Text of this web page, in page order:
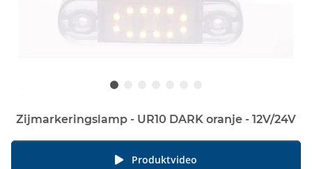
Zijmarkeringslamp - UR10 DARK oranje - 12V/24V
Produktvideo